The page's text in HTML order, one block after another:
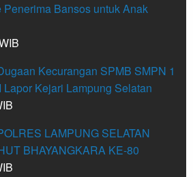
Bansos untuk Anak
Kecurangan SPMB SMPN 1
Kejari Lampung Selatan
LAMPUNG SELATAN
BHAYANGKARA KE-80